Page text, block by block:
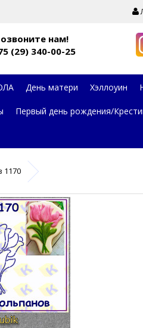
нам!
(29) 340-00-25
День матери Хэллоуин
Первый день рождения/
1170